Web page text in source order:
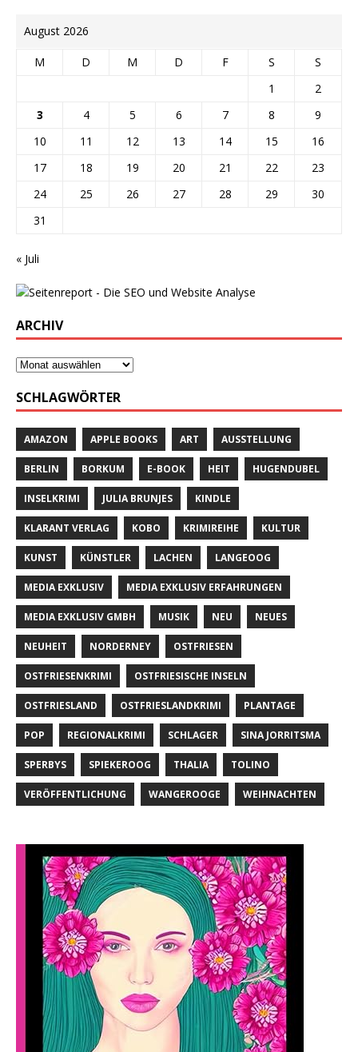
August 2026
M D M D F S
S
1
2
3
4 5 6 7 8
9
10
11 12 13 14 15
16
17
18 19 20 21 22
23
24
25 26 27 28 29
30
31
« Juli
ARCHIV
SCHLAGWÖRTER
AMAZON APPLE BOOKS ART AUSSTELLUNG
BERLIN BORKUM E-BOOK HEIT HUGENDUBEL
INSELKRIMI JULIA BRUNJES KINDLE
KLARANT VERLAG KOBO KRIMIREIHE KULTUR
KUNST KÜNSTLER LACHEN LANGEOOG
MEDIA EXKLUSIV MEDIA EXKLUSIV ERFAHRUNGEN
MEDIA EXKLUSIV GMBH MUSIK NEU NEUES
NEUHEIT NORDERNEY OSTFRIESEN
OSTFRIESENKRIMI OSTFRIESISCHE INSELN
OSTFRIESLAND OSTFRIESLANDKRIMI PLANTAGE
POP REGIONALKRIMI SCHLAGER SINA JORRITSMA
SPERBYS SPIEKEROOG THALIA TOLINO
VERÖFFENTLICHUNG WANGEROOGE WEIHNACHTEN